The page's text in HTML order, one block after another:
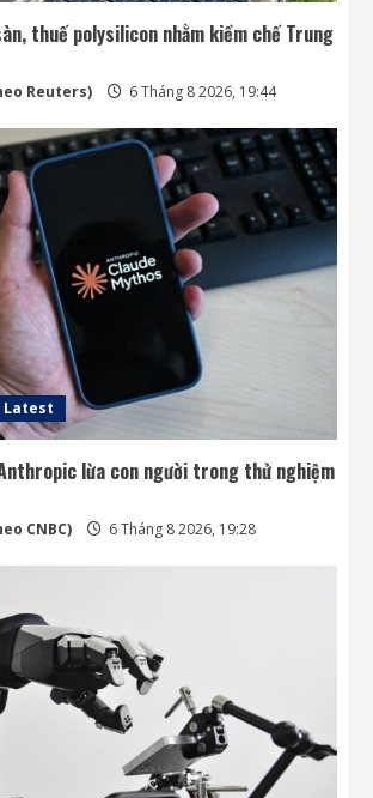
thuế polysilicon nhằm kiềm chế Trung
Reuters) 6 Tháng 8 2026, 19:44
Latest
lừa con người trong thử nghiệm
CNBC) 6 Tháng 8 2026, 19:28